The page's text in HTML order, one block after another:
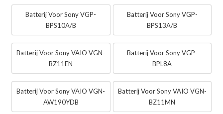
Batterij Voor Sony VGP-
BPS10A/B
Batterij Voor Sony VGP-
BPS13A/B
Batterij Voor Sony VAIO VGN-
BZ11EN
Batterij Voor Sony VGP-
BPL8A
Batterij Voor Sony VAIO VGN-
AW190YDB
Batterij Voor Sony VAIO VGN-
BZ11MN